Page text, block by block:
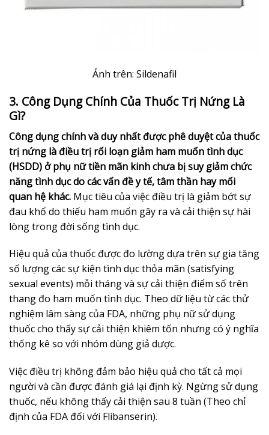
Ảnh trên: Sildenafil
3. Công Dụng Chính Của Thuốc Trị Nứng Là
Gì?
Công dụng chính và duy nhất được phê duyệt của thuốc
trị nứng là điều trị rối loạn giảm ham muốn tình dục
(HSDD) ở phụ nữ tiền mãn kinh chưa bị suy giảm chức
năng tình dục do các vấn đề y tế, tâm thần hay mối
quan hệ khác. Mục tiêu của việc điều trị là giảm bớt sự
đau khổ do thiếu ham muốn gây ra và cải thiện sự hài
lòng trong đời sống tình dục.
Hiệu quả của thuốc được đo lường dựa trên sự gia tăng
số lượng các sự kiện tình dục thỏa mãn (satisfying
sexual events) mỗi tháng và sự cải thiện điểm số trên
thang đo ham muốn tình dục. Theo dữ liệu từ các thử
nghiệm lâm sàng của FDA, những phụ nữ sử dụng
thuốc cho thấy sự cải thiện khiêm tốn nhưng có ý nghĩa
thống kê so với nhóm dùng giả dược.
Việc điều trị không đảm bảo hiệu quả cho tất cả mọi
người và cần được đánh giá lại định kỳ. Ngừng sử dụng
thuốc, nếu không thấy cải thiện sau 8 tuần (Theo chỉ
định của FDA đối với Flibanserin).